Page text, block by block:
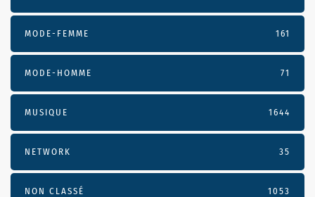
MODE-FEMME 161
MODE-HOMME 71
MUSIQUE 1644
NETWORK 35
NON CLASSÉ 1053